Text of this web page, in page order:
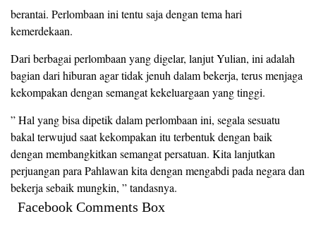
berantai. Perlombaan ini tentu saja dengan tema hari
kemerdekaan.
Dari berbagai perlombaan yang digelar, lanjut Yulian, ini adalah
bagian dari hiburan agar tidak jenuh dalam bekerja, terus menjaga
kekompakan dengan semangat kekeluargaan yang tinggi.
” Hal yang bisa dipetik dalam perlombaan ini, segala sesuatu
bakal terwujud saat kekompakan itu terbentuk dengan baik
dengan membangkitkan semangat persatuan. Kita lanjutkan
perjuangan para Pahlawan kita dengan mengabdi pada negara dan
bekerja sebaik mungkin, ” tandasnya.
Facebook Comments Box